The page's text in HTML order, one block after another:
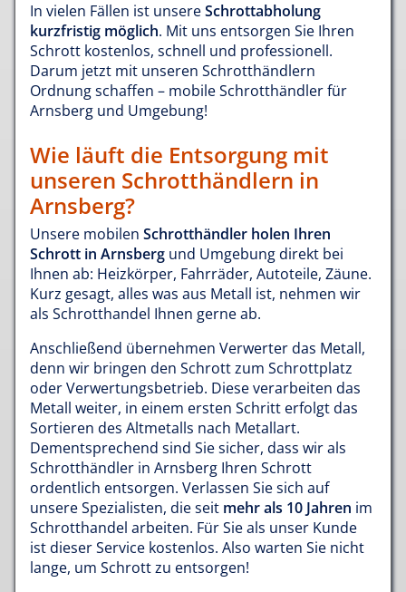
In vielen Fällen ist unsereSchrottabholung
kurzfristig möglich. Mit uns entsorgen Sie Ihren
Schrott kostenlos, schnell und professionell.
Darum jetzt mit unseren Schrotthändlern
Ordnung schaffen – mobile Schrotthändler für
Arnsberg und Umgebung!
Wie läuft die Entsorgung mit
unseren Schrotthändlern in
Arnsberg?
Unsere mobilen Schrotthändler holen Ihren
Schrott in Arnsberg und Umgebung direkt bei
Ihnen ab: Heizkörper, Fahrräder, Autoteile, Zäune.
Kurz gesagt, alles was aus Metall ist, nehmen wir
als Schrotthandel Ihnen gerne ab.
Anschließend übernehmen Verwerter das Metall,
denn wir bringen den Schrott zum Schrottplatz
oder Verwertungsbetrieb. Diese verarbeiten das
Metall weiter, in einem ersten Schritt erfolgt das
Sortieren des Altmetalls nach Metallart.
Dementsprechend sind Sie sicher, dass wir als
Schrotthändler in Arnsberg Ihren Schrott
ordentlich entsorgen. Verlassen Sie sich auf
unsere Spezialisten, die seit mehr als 10 Jahren im
Schrotthandel arbeiten. Für Sie als unser Kunde
ist dieser Service kostenlos. Also warten Sie nicht
lange, um Schrott zu entsorgen!